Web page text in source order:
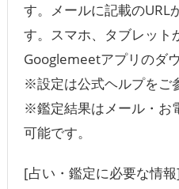
す。メールに記載のURL
す。スマホ、タブレット
Googlemeetアプリのダ
※設定は公式ヘルプをご
※鑑定結果はメール・お
可能です。
[占い・鑑定に必要な情